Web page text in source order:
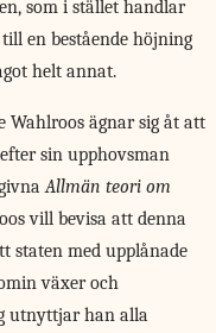
som i stället handlar
en bestående höjning
helt annat.
Wahlroos ägnar sig åt att
sin upphovsman
Allmän teori om
vill bevisa att denna
staten med upplånade
växer och
utnyttjar han alla